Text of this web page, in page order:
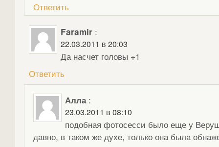
Ответить
Faramir :
22.03.2011 в 20:03
Да насчет головы +1
Ответить
Алла :
23.03.2011 в 08:10
подобная фотосесси было еще у
давно, в таком же духе, только она была